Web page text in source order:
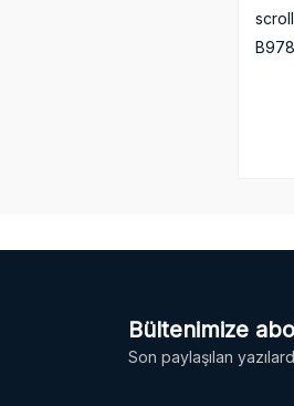
Bültenimize
Son paylaşılan